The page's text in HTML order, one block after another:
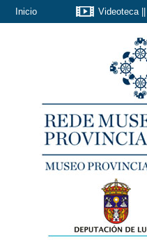
Inicio Videoteca||